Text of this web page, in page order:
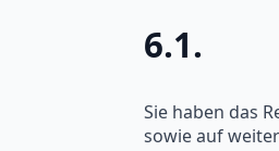
6.1.
Sie haben das
sowie auf